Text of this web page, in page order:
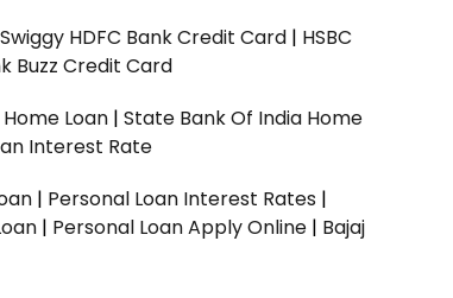
Swiggy HDFC Bank Credit Card | HSBC
Buzz Credit Card
Loan | State Bank Of India Home
Interest Rate
| Personal Loan Interest Rates |
| Personal Loan Apply Online | Bajaj